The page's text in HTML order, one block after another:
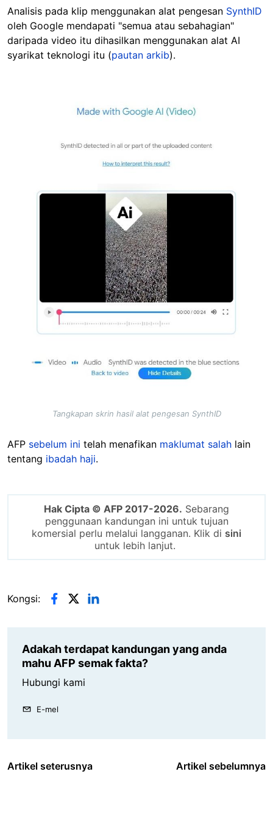
Analisis pada klip menggunakan alat pengesan SynthID
oleh Google mendapati "semua atau sebahagian"
daripada video itu dihasilkan menggunakan alat AI
syarikat teknologi itu (pautan arkib).
Tangkapan skrin hasil alat pengesan SynthID
AFP sebelum ini telah menafikan maklumat salah lain
tentang ibadah haji.
Hak Cipta © AFP 2017-2026. Sebarang
penggunaan kandungan ini untuk tujuan
komersial perlu melalui langganan. Klik di sini
untuk lebih lanjut.
Kongsi:
Adakah terdapat kandungan yang anda
mahu AFP semak fakta?
Hubungi kami
E-mel
Artikel seterusnya Artikel sebelumnya